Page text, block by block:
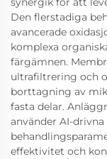
Den flerstadiga
avancerade
komplexa
färgämnen.
ultrafiltrering och
borttagning av
fasta delar.
använder AI-
effektivitet och